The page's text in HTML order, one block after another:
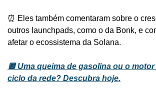
⏰ Eles também comentaram sobre o
outros launchpads, como o da Bonk, e
afetar o ecossistema da Solana.
🔲 Uma queima de gasolina ou o
ciclo da rede? Descubra hoje.